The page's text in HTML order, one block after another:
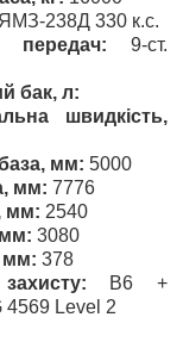
ЯМЗ-238Д 330 к.с.
передач: 9-ст.
бак, л:
швидкість,
мм: 5000
мм: 7776
мм: 2540
3080
мм: 378
B6 +
4569 Level 2